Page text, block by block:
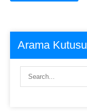
Arama Kutusu